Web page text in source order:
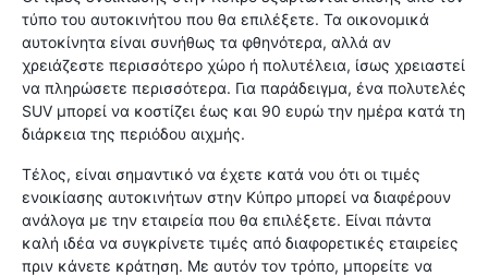
τύπο του αυτοκινήτου που θα επιλέξετε. Τα οικονομικά
αυτοκίνητα είναι συνήθως τα φθηνότερα, αλλά αν
χρειάζεστε περισσότερο χώρο ή πολυτέλεια, ίσως χρειαστεί
να πληρώσετε περισσότερα. Για παράδειγμα, ένα πολυτελές
SUV μπορεί να κοστίζει έως και 90 ευρώ την ημέρα κατά τη
διάρκεια της περιόδου αιχμής.
Τέλος, είναι σημαντικό να έχετε κατά νου ότι οι τιμές
ενοικίασης αυτοκινήτων στην Κύπρο μπορεί να διαφέρουν
ανάλογα με την εταιρεία που θα επιλέξετε. Είναι πάντα
καλή ιδέα να συγκρίνετε τιμές από διαφορετικές εταιρείες
πριν κάνετε κράτηση. Με αυτόν τον τρόπο, μπορείτε να